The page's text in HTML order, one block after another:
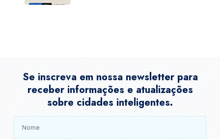
Se inscreva em nossa newsletter para
receber informações e atualizações
sobre cidades inteligentes.